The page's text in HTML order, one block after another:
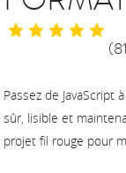
Passez de JavaScript
sûr, lisible et
projet fil rouge pour